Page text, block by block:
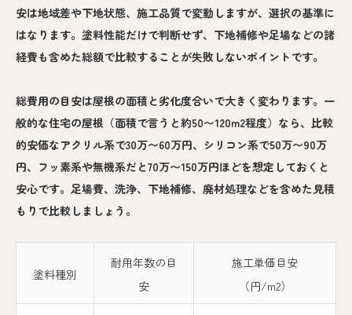
安は地域差や下地状態、施工品質で変動しますが、選択の基準に
はなります。塗料性能だけで判断せず、下地補修や足場などの諸
経費も含めた総額で比較することが失敗しないポイントです。
総費用の目安は屋根の面積と劣化度合いで大きく変わります。一
般的な住宅の屋根（面積で言うと約50〜120m2程度）なら、比較
的安価なアクリル系で30万〜60万円、シリコン系で50万〜90万
円、フッ素系や無機系だと70万〜150万円ほどを想定しておくと
安心です。足場費、洗浄、下地補修、廃材処理などを含めた見積
もりで比較しましょう。
塗料種別
耐用年数の目
安
施工単価目安
（円/m2）